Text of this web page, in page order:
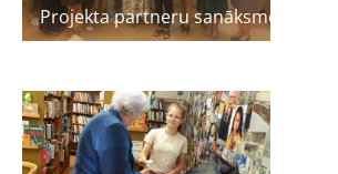
Projekta partneru sanāksme Liepājā